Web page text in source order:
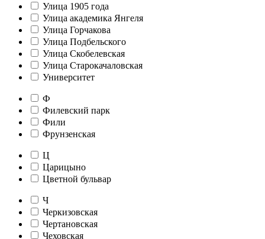
Улица 1905 года
Улица академика Янгеля
Улица Горчакова
Улица Подбельского
Улица Скобелевская
Улица Старокачаловская
Университет
Ф
Филевский парк
Фили
Фрунзенская
Ц
Царицыно
Цветной бульвар
Ч
Черкизовская
Чертановская
Чеховская